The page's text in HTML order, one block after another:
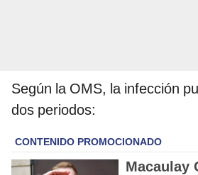
Según la OMS, la infección
dos periodos: